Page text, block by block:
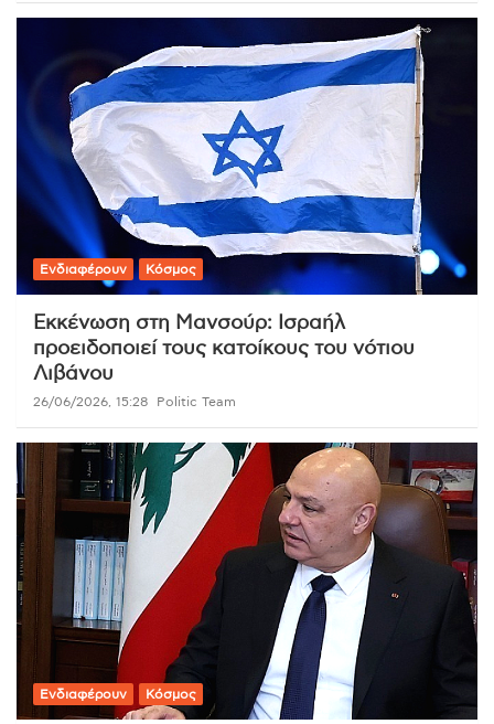
Ενδιαφέρουν Κόσμος
Εκκένωση στη Μανσούρ: Ισραήλ
προειδοποιεί τους κατοίκους του νότιου
Λιβάνου
26/06/2026, 15:28 Politic Team
Ενδιαφέρουν Κόσμος